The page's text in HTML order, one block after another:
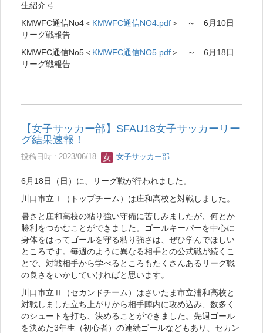
生紹介号
KMWFC通信No4＜ KMWFC通信NO4.pdf＞ ～ 6月10日
リーグ戦報告
KMWFC通信No5＜ KMWFC通信NO5.pdf＞ ～ 6月18日
リーグ戦報告
【女子サッカー部】SFAU18女子サッカーリー
グ結果速報！
投稿日時 : 2023/06/18 女子サッカー部
6月18日（日）に、リーグ戦が行われました。
川口市立Ⅰ（トップチーム）は庄和高校と対戦しました。
暑さと庄和高校の粘り強い守備に苦しみましたが、何とか
勝利をつかむことができました。ゴールキーパーを中心に
身体をはってゴールを守る粘り強さは、ぜひ学んでほしい
ところです。毎週のように異なる相手との公式戦が続くこ
とで、対戦相手から学べるところもたくさんあるリーグ戦
の良さをいかしていければと思います。
川口市立Ⅱ（セカンドチーム）はさいたま市立浦和高校と
対戦しました立ち上がりから相手陣内に攻め込み、数多く
のシュートを打ち、決めることができました。先週ゴール
を決めた3年生（初心者）の連続ゴールなどもあり、セカン